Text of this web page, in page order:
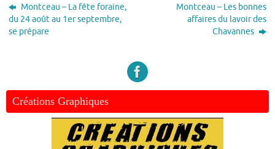
Montceau – La fête foraine,
du 24 août au 1er septembre,
se prépare
Montceau – Les bonnes
affaires du lavoir des
Chavannes
Créations Graphiques